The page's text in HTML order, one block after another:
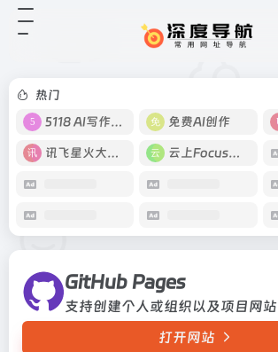
热门
5118 AI写作工具
免费AI创作
讯飞星火大模型 云上Focus接码
GitHub Pages
支持创建个人或组织以及项目网站
打开网站